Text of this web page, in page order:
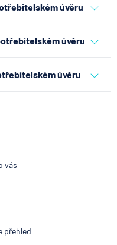
úvěru
v Air Bank
je ale výhled inflace
Daně
úvěru
úvěru
nemovitost
vás
přehled